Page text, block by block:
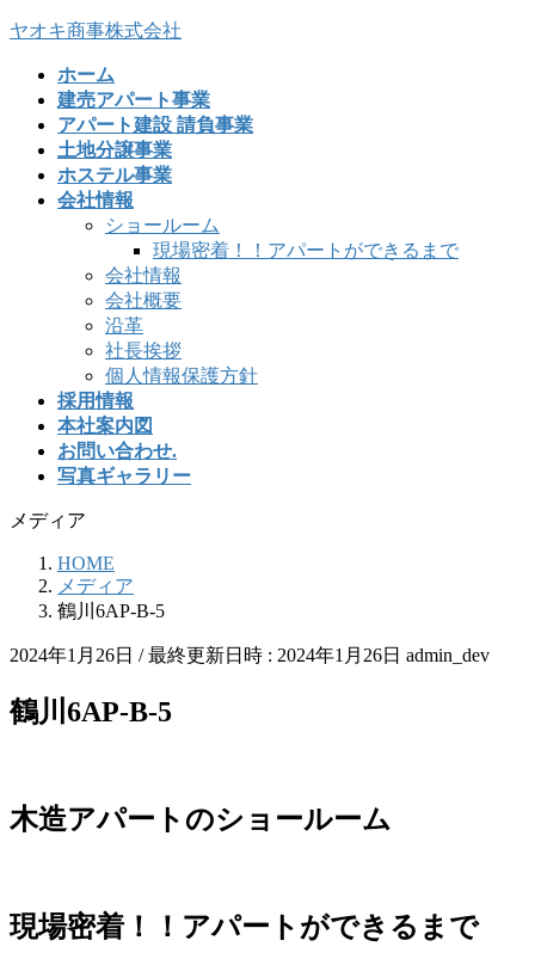
ヤオキ商事株式会社
ホーム
建売アパート事業
アパート建設 請負事業
土地分譲事業
ホステル事業
会社情報
ショールーム
現場密着！！アパートができるまで
会社情報
会社概要
沿革
社長挨拶
個人情報保護方針
採用情報
本社案内図
お問い合わせ.
写真ギャラリー
メディア
HOME
メディア
鶴川6AP-B-5
2024年1月26日 / 最終更新日時 : 2024年1月26日 admin_dev
鶴川6AP-B-5
木造アパートのショールーム
現場密着！！アパートができるまで